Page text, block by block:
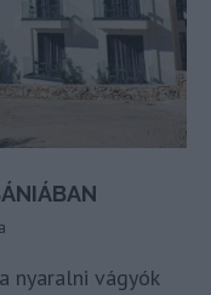
nyaralni vágyók